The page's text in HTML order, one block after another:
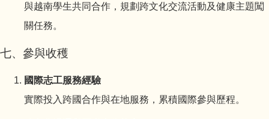
與越南學生共同合作，規劃跨文化交流活動及健康主題闖
關任務。
七、參與收穫
國際志工服務經驗
實際投入跨國合作與在地服務，累積國際參與歷程。